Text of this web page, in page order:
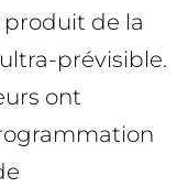
de la
prévisible.
ont